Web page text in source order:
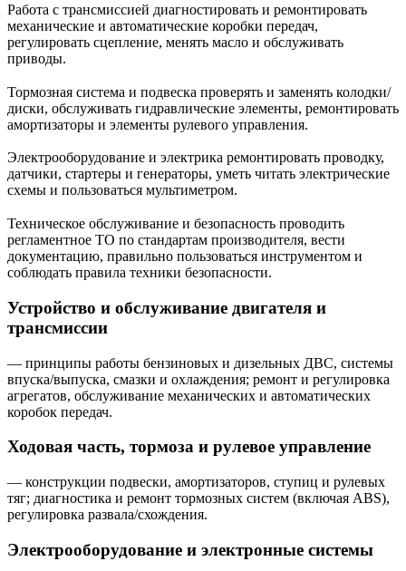
Работа с трансмиссией диагностировать и ремонтировать
механические и автоматические коробки передач,
регулировать сцепление, менять масло и обслуживать
приводы.
Тормозная система и подвеска проверять и заменять колодки/
диски, обслуживать гидравлические элементы, ремонтировать
амортизаторы и элементы рулевого управления.
Электрооборудование и электрика ремонтировать проводку,
датчики, стартеры и генераторы, уметь читать электрические
схемы и пользоваться мультиметром.
Техническое обслуживание и безопасность проводить
регламентное ТО по стандартам производителя, вести
документацию, правильно пользоваться инструментом и
соблюдать правила техники безопасности.
Устройство и обслуживание двигателя и
трансмиссии
— принципы работы бензиновых и дизельных ДВС, системы
впуска/выпуска, смазки и охлаждения; ремонт и регулировка
агрегатов, обслуживание механических и автоматических
коробок передач.
Ходовая часть, тормоза и рулевое управление
— конструкции подвески, амортизаторов, ступиц и рулевых
тяг; диагностика и ремонт тормозных систем (включая ABS),
регулировка развала/схождения.
Электрооборудование и электронные системы